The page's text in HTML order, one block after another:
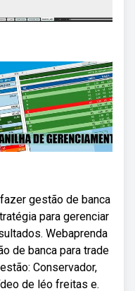
gestão de banca
para gerenciar
Webaprenda
de banca para trade
Conservador,
de léo freitas e.